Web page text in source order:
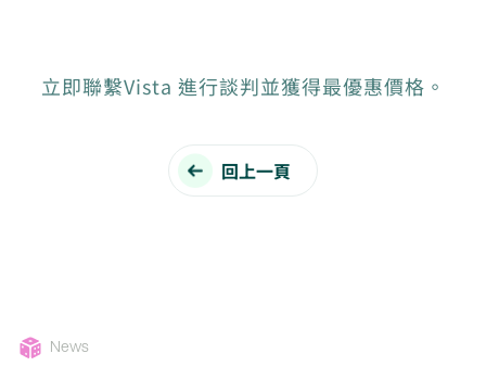
立即聯繫Vista 進行談判並獲得最優惠價格。
回上一頁
News